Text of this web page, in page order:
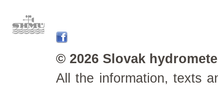
© 2026 Slovak
All the information, texts